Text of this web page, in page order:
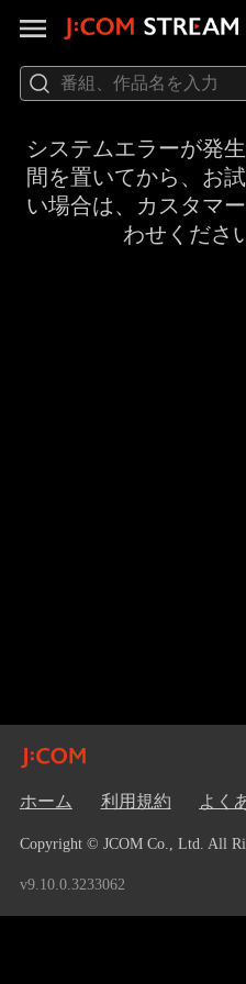
システムエラーが発
間を置いてから、お
い場合は、カスタマ
わせくださ
ホーム 利用規約 よく
Copyright © JCOM Co., Ltd. All
v9.10.0.3233062